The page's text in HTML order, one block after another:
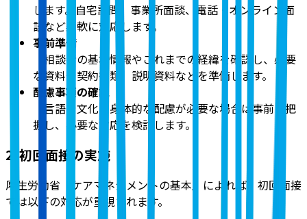
します。自宅訪問、事業所面談、電話・オンライン面
談など柔軟に対応します。
事前準備
相談者の基本情報やこれまでの経緯を確認し、必要
な資料や契約書類、説明資料などを準備します。
配慮事項の確認
言語や文化、身体的な配慮が必要な場合は事前に把
握し、必要な対応を検討します。
2. 初回面接の実施
厚生労働省「ケアマネジメントの基本」によれば、初回面接
では以下の対応が重視されます。